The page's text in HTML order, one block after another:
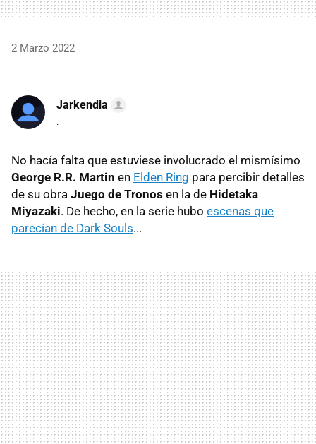
2 Marzo 2022
Jarkendia
.
No hacía falta que estuviese involucrado el mismísimo
George R.R. Martin en Elden Ring para percibir detalles
de su obra Juego de Tronos en la de Hidetaka
Miyazaki. De hecho, en la serie hubo escenas que
parecían de Dark Souls...